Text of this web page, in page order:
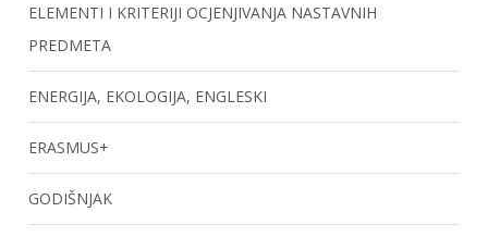
ELEMENTI I KRITERIJI OCJENJIVANJA NASTAVNIH
PREDMETA
ENERGIJA, EKOLOGIJA, ENGLESKI
ERASMUS+
GODIŠNJAK